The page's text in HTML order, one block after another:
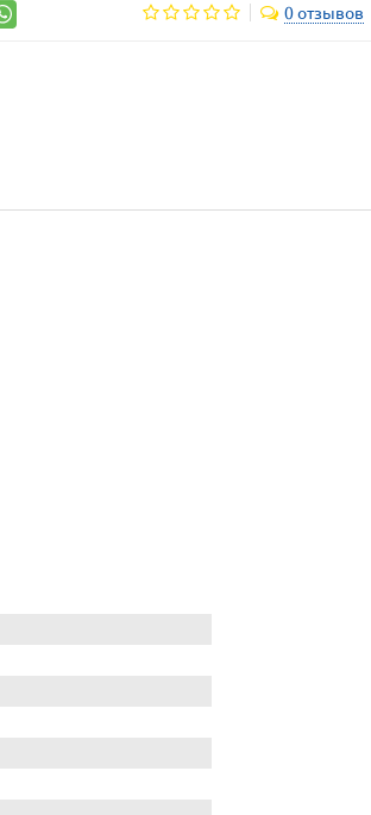
0 отзывов